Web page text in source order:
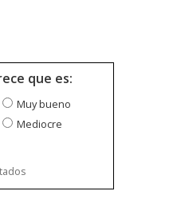
que es:
Muy bueno
Mediocre